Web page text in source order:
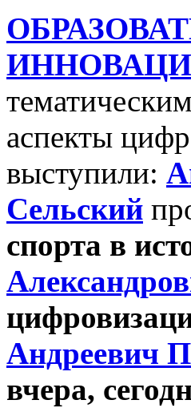
аспекты
выступили:
Сельский
спорта в
Андреевич
вчера,